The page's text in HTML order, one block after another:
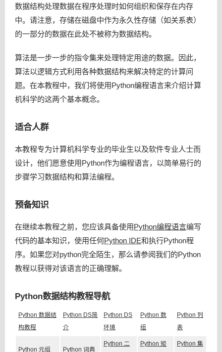
数据结构处理数据在程序处理时如何组织和保存在内存
中。请注意，存储在磁盘中作为永久性存储（如关系表）
的一部分的数据在此处不被称为数据结构。
算法是一步一步的指令集来处理特定用途的数据。因此，
算法以逻辑方式利用各种数据结构来解决特定的计算问
题。在本教程中，我们将使用Python编程语言来介绍计算
机科学的这两个基本概念。
适合人群
本教程专为计算机科学专业的毕业生以及软件专业人士而
设计，他们愿意使用Python作为编程语言，以简单易行的
步骤学习数据结构和算法编程。
预备知识
在继续本教程之前，您应该具备使用Python编程语言编写
代码的基本知识，使用任何Python IDE和执行Python程
序。如果您对python完全陌生，那么请参阅我们的Python
教程以获得对该语言的正确理解。
Python数据结构教程导航
Python 数据结
构教程
Python DS简
介
Python DS
环境
Python 数
组
Python 列
表
Python 元组 Python 词典
Python 二 Python 矩 Python 集